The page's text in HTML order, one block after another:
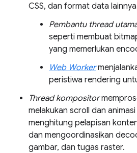
CSS, dan format data
Pembantu thread
seperti membuat
yang memerlukan
Web Worker
peristiwa rendering
Thread kompositor
melakukan scroll dan
menghitung pelapisan
dan mengoordinasikan
gambar, dan tugas raster.